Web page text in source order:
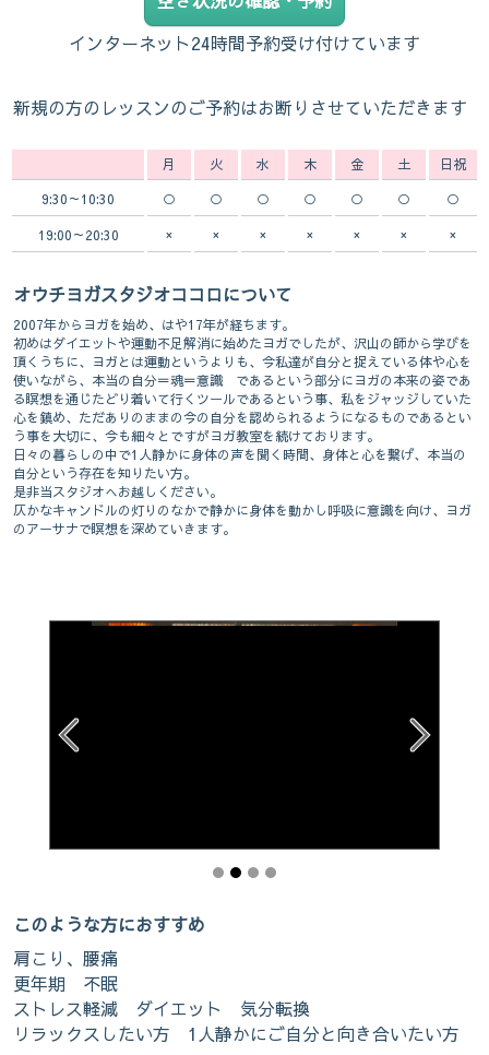
インターネット24時間予約受け付けています
新規の方のレッスンのご予約はお断りさせていただきます
月 火 水 木 金 土
日祝
9:30～10:30
○ ○ ○ ○ ○ ○ ○
19:00～20:30 × × × × × × ×
オウチヨガスタジオココロについて
2007年からヨガを始め、はや17年が経ちます。
初めはダイエットや運動不足解消に始めたヨガでしたが、沢山の師から学びを
頂くうちに、ヨガとは運動というよりも、今私達が自分と捉えている体や心を
使いながら、本当の自分＝魂＝意識 であるという部分にヨガの本来の姿であ
る瞑想を通じたどり着いて行くツールであるという事、私をジャッジしていた
心を鎮め、ただありのままの今の自分を認められるようになるものであるとい
う事を大切に、今も細々とですがヨガ教室を続けております。
日々の暮らしの中で1人静かに身体の声を聞く時間、身体と心を繋げ、本当の
自分という存在を知りたい方。
是非当スタジオへお越しください。
仄かなキャンドルの灯りのなかで静かに身体を動かし呼吸に意識を向け、ヨガ
のアーサナで瞑想を深めていきます。
このような方におすすめ
肩こり、腰痛
更年期 不眠
ストレス軽減 ダイエット 気分転換
リラックスしたい方 1人静かにご自分と向き合いたい方